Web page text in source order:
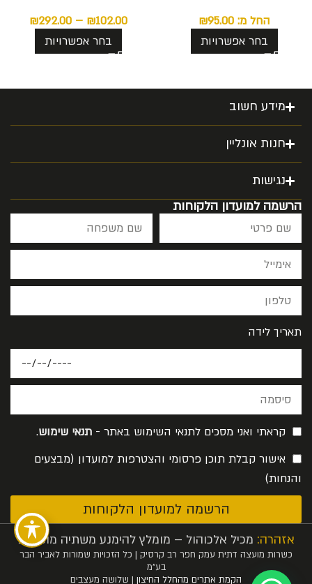
החל מ:
₪95.00
בחר אפשרויות
₪102.00
–
₪292.00
בחר אפשרויות
מידע חשוב
חנות אונליין
נגישות
הרשמה למועדון הלקוחות
תאריך לידה
קראתי ואני מסכים לתנאי השימוש באתר - תנאי שימוש.
אישור קבלת תוכן פרסומי והצטרפות למועדון (מבצעים
והנחות)
הרשמה למועדון הלקוחות
אזהרה: מכיל אלכוהול – מומלץ להימנע משתיה מופרזת
כשרות מועצה דתית עמק חפר רב קרסיק | כל הזכויות שמורות לאביר הבר
בע”מ
הקמת אתרים מהחלל החיצון | שלושה מעצבים